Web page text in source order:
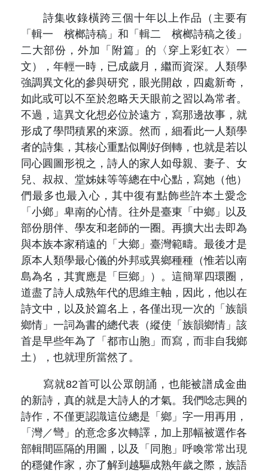
詩集收錄橫跨三個十年以上作品（主要有
「輯一 檳榔詩稿」和「輯二 檳榔詩稿之後」
二大部份，外加「附篇」的〈穿上彩虹衣〉一
文），年輕一時，已成歲月，繼而資深。人類學
強調異文化的參與研究，眼光開啟，四處新奇，
如此或可以不至於忽略天天眼前之習以為常者。
不過，這異文化想必位於遠方，寫那邊故事，就
形成了學問積累的來源。然而，細看此一人類學
者的詩集，其核心重點似剛好倒轉，也就是若以
同心圓圖形視之，詩人的家人如母親、妻子、女
兒、叔叔、堂姊妹等等總在中心點，寫她（他）
們最多也最入心，其中復有點飾些許本土愛念
「小鄉」卑南的心情。往外是臺東「中鄉」以及
部份朋伴、學友和老師的一圈。再擴大出去即為
與本族本家稍遠的「大鄉」臺灣範疇。最後才是
原本人類學最心儀的外邦或異鄉種種（惟若以南
島為名，其實應是「巨鄉」）。這簡單四環圈，
道盡了詩人成熟年代的思維主軸，因此，他以在
詩文中，以及於篇名上，各僅出現一次的「族韻
鄉情」一詞為書的總代表（縱使「族韻鄉情」該
首是早些年為了「都市山胞」而寫，而非自我鄉
土），也就理所當然了。
寫就82首可以公眾朗誦，也能被譜成金曲
的新詩，真的就是大詩人的才氣。我們唸志興的
詩作，不僅更認識這位總是「鄉」字一用再用，
「灣／彎」的意念多次轉譯，加上那幅被選作各
部輯間區隔的用圖，以及「同胞」呼喚常常出現
的穩健作家，亦了解到越驅成熟年歲之際，族語